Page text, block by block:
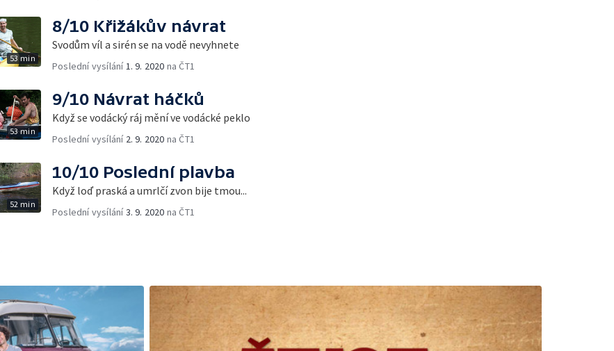
53 min
8/10 Křižákův návrat
Svodům víl a sirén se na vodě nevyhnete
Poslední vysílání 1. 9. 2020 na ČT1
53 min
9/10 Návrat háčků
Když se vodácký ráj mění ve vodácké peklo
Poslední vysílání 2. 9. 2020 na ČT1
52 min
10/10 Poslední plavba
Když loď praská a umrlčí zvon bije tmou...
Poslední vysílání3. 9. 2020 na ČT1